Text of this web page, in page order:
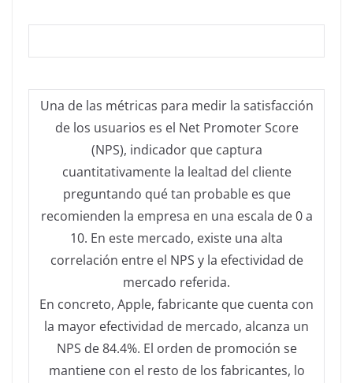
Una de las métricas para medir la satisfacción
de los usuarios es el Net Promoter Score
(NPS), indicador que captura
cuantitativamente la lealtad del cliente
preguntando qué tan probable es que
recomienden la empresa en una escala de 0 a
10. En este mercado, existe una alta
correlación entre el NPS y la efectividad de
mercado referida.
En concreto, Apple, fabricante que cuenta con
la mayor efectividad de mercado, alcanza un
NPS de 84.4%. El orden de promoción se
mantiene con el resto de los fabricantes, lo